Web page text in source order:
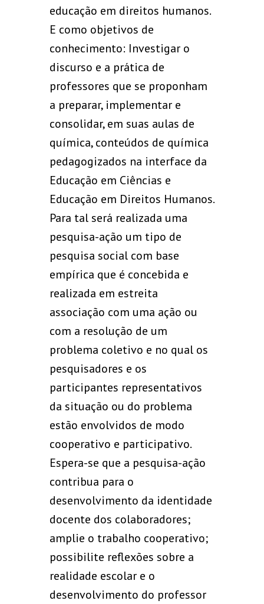
educação em direitos humanos.
E como objetivos de
conhecimento: Investigar o
discurso e a prática de
professores que se proponham
a preparar, implementar e
consolidar, em suas aulas de
química, conteúdos de química
pedagogizados na interface da
Educação em Ciências e
Educação em Direitos Humanos.
Para tal será realizada uma
pesquisa-ação um tipo de
pesquisa social com base
empírica que é concebida e
realizada em estreita
associação com uma ação ou
com a resolução de um
problema coletivo e no qual os
pesquisadores e os
participantes representativos
da situação ou do problema
estão envolvidos de modo
cooperativo e participativo.
Espera-se que a pesquisa-ação
contribua para o
desenvolvimento da identidade
docente dos colaboradores;
amplie o trabalho cooperativo;
possibilite reflexões sobre a
realidade escolar e o
desenvolvimento do professor